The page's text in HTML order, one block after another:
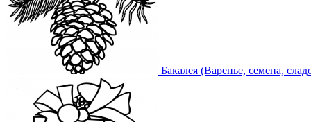
Бакалея (Варенье, семена,